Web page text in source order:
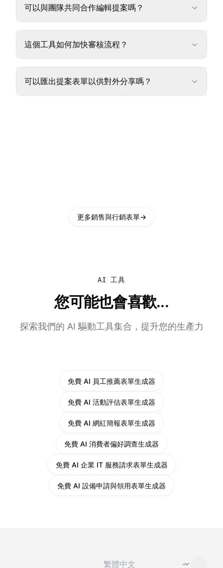
可以與團隊共同合作編輯提案嗎？
這個工具如何加快審核流程？
可以匯出提案表單以供對外分享嗎？
更多銷售與行銷表單→
AI 工具
您可能也會喜歡...
探索我們的 AI 驅動工具集合，提升您的生產力
免費 AI 員工推薦表單生成器
免費 AI 活動評估表單生成器
免費 AI 網紅簡報表單生成器
免費 AI 消費者偏好調查生成器
免費 AI 企業 IT 服務請求表單生成器
免費 AI 設備申請與領用表單生成器
切換語言 ⌄